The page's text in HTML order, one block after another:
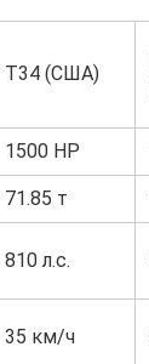
T34 (США)
1500 HP
71.85 т
810 л.с.
35 км/ч